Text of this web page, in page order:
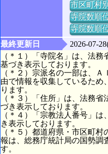
市区町村
寺院数順
寺院数順
最終更新日
2026-07-
（＊１）「寺院名」は、法
基づき表示しております。
（＊２）宗派名の一部は、
由で情報を収集しているため
ります。
（＊３）「住所」は、法務
づき表示しております。
（＊４）「宗教法人番号」
き表示しております。
（＊５）都道府県・市区町
報は、総務庁統計局の国勢調
す。